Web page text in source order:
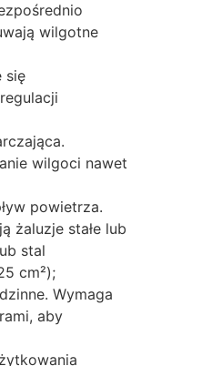
wilgotne
się
wilgoci nawet
powietrza.
żaluzje stałe lub
stal
cm²);
Wymaga
aby